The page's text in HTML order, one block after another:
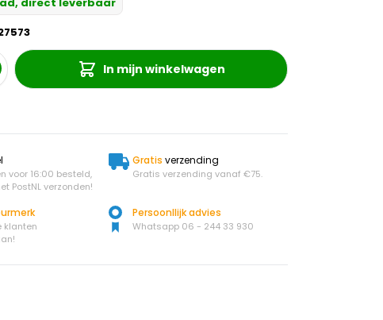
In mijn winkelwagen
voor 16:00 besteld,
PostNL verzonden!
Gratis verzending
Gratis verzending vanaf €75.
klanten
Persoonllijk advies
Whatsapp 06 - 244 33 930